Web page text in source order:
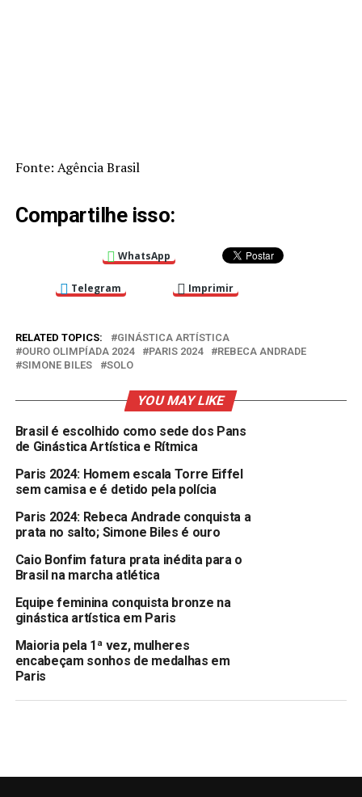
Fonte: Agência Brasil
Compartilhe isso:
WhatsApp
Telegram Imprimir
RELATED TOPICS:
GINÁSTICA ARTÍSTICA
OURO OLIMPÍADA 2024
PARIS 2024
REBECA ANDRADE
SIMONE BILES
SOLO
YOU MAY LIKE
Brasil é escolhido como sede dos Pans
de Ginástica Artística e Rítmica
Paris 2024: Homem escala Torre Eiffel
sem camisa e é detido pela polícia
Paris 2024: Rebeca Andrade conquista a
prata no salto; Simone Biles é ouro
Caio Bonfim fatura prata inédita para o
Brasil na marcha atlética
Equipe feminina conquista bronze na
ginástica artística em Paris
Maioria pela 1ª vez, mulheres
encabeçam sonhos de medalhas em
Paris